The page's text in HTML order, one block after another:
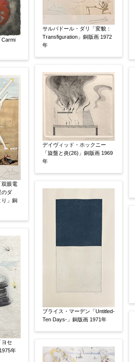
任意】
い
電話で相談したい その他
示された査定額がございましたら
。
ン
Carmi
双眼電
のダ
り」銅
ヨセ
年
サルバドール・ダリ「変貌：
Transfiguration」銅版画 1972
年
デイヴィッド・ホックニー
「旋盤と炎(26)」銅版画 1969
年
ブライス・マーデン「Untitled-
Ten Days-」銅版画 1971年